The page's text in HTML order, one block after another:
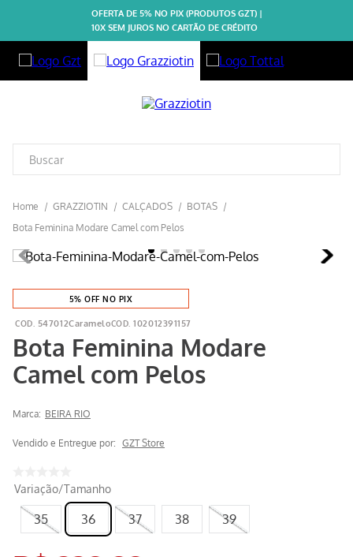
OFERTA DE 5% NO PIX (PRODUTOS GZT) |
10X SEM JUROS NO CARTÃO DE CRÉDITO
GRAZZIOTIN CALÇADOS
BOTAS
Bota Feminina Modare Camel com Pelos
5% OFF NO PIX
547012Caramelo 102012391157
Bota Feminina Modare
Camel com Pelos
Marca: BEIRA RIO
Vendido e Entregue por: GZT Store
Variação/Tamanho
35 36 37 38 39